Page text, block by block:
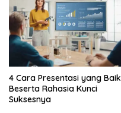
4 Cara Presentasi yang Baik
Beserta Rahasia Kunci
Suksesnya